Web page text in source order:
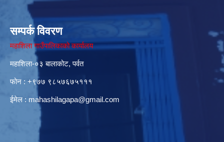
सम्पर्क विवरण
महाशिला गाउँपालिकाको कार्यालय
महाशिला-०३ बालाकोट, पर्वत
फोन : ‌+९७७ ९८५७६७५१११
ईमेल : mahashilagapa@gmail.com